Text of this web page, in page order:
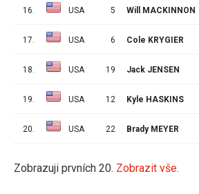
16. USA 5 Will MACKINNON
17. USA 6 Cole KRYGIER
18. USA 19 Jack JENSEN
19. USA 12 Kyle HASKINS
20. USA 22 Brady MEYER
Zobrazuji prvních 20. Zobrazit vše.